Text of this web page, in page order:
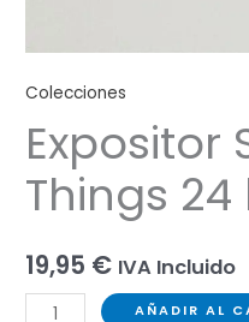
Colecciones
Expositor
Things
19,95 € IVA Incluido
Expositor
AÑADIR AL